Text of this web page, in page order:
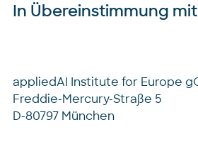
In Übereinstimmung
appliedAI Institute for Europe
Freddie-Mercury-Straße 5
D-80797 München